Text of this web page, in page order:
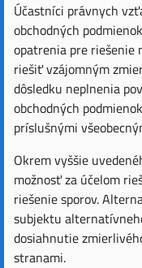
Účastníci právnych
obchodných
opatrenia pre riešenie
riešiť vzájomným
dôsledku neplnenia
obchodných
príslušnými
Okrem vyššie
možnosť za účelom
riešenie sporov.
subjektu
dosiahnutie
stranami.